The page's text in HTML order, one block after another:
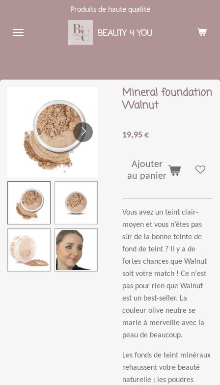
contenu
BEAUTY 4 YOU
Produits de haute qualité
Mineral foundation
Walnut
19,95 €
Ajouter
au panier
Vous avez un teint clair-
moyen et vous n’êtes pas
sûr de la bonne teinte de
fond de teint ? Il y a de
fortes chances que Walnut
soit votre match ! Ce n’est
pas pour rien que Walnut
est un best-seller. La
couleur olive neutre se
marie à merveille avec la
peau de beaucoup.
Les fonds de teint minéraux
rehaussent votre beauté
naturelle : les poudres